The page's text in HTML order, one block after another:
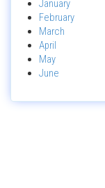
January
February
March
April
May
June